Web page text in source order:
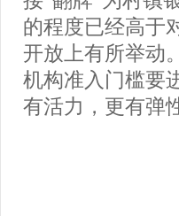
的程度已经高于
开放上有所举动
机构准入门槛要
有活力，更有弹